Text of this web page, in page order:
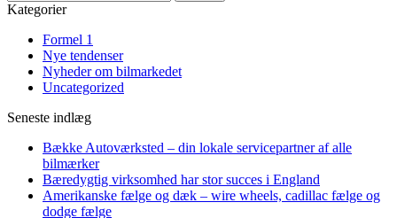
Kategorier
Formel 1
Nye tendenser
Nyheder om bilmarkedet
Uncategorized
Seneste indlæg
Bække Autoværksted – din lokale servicepartner af alle
bilmærker
Bæredygtig virksomhed har stor succes i England
Amerikanske fælge og dæk – wire wheels, cadillac fælge og
dodge fælge